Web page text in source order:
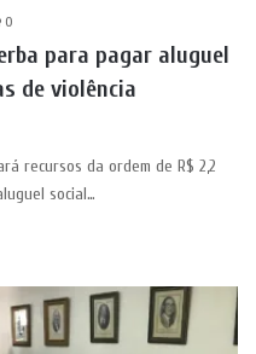
0
para pagar aluguel
de violência
recursos da ordem de R$ 2,2
social…